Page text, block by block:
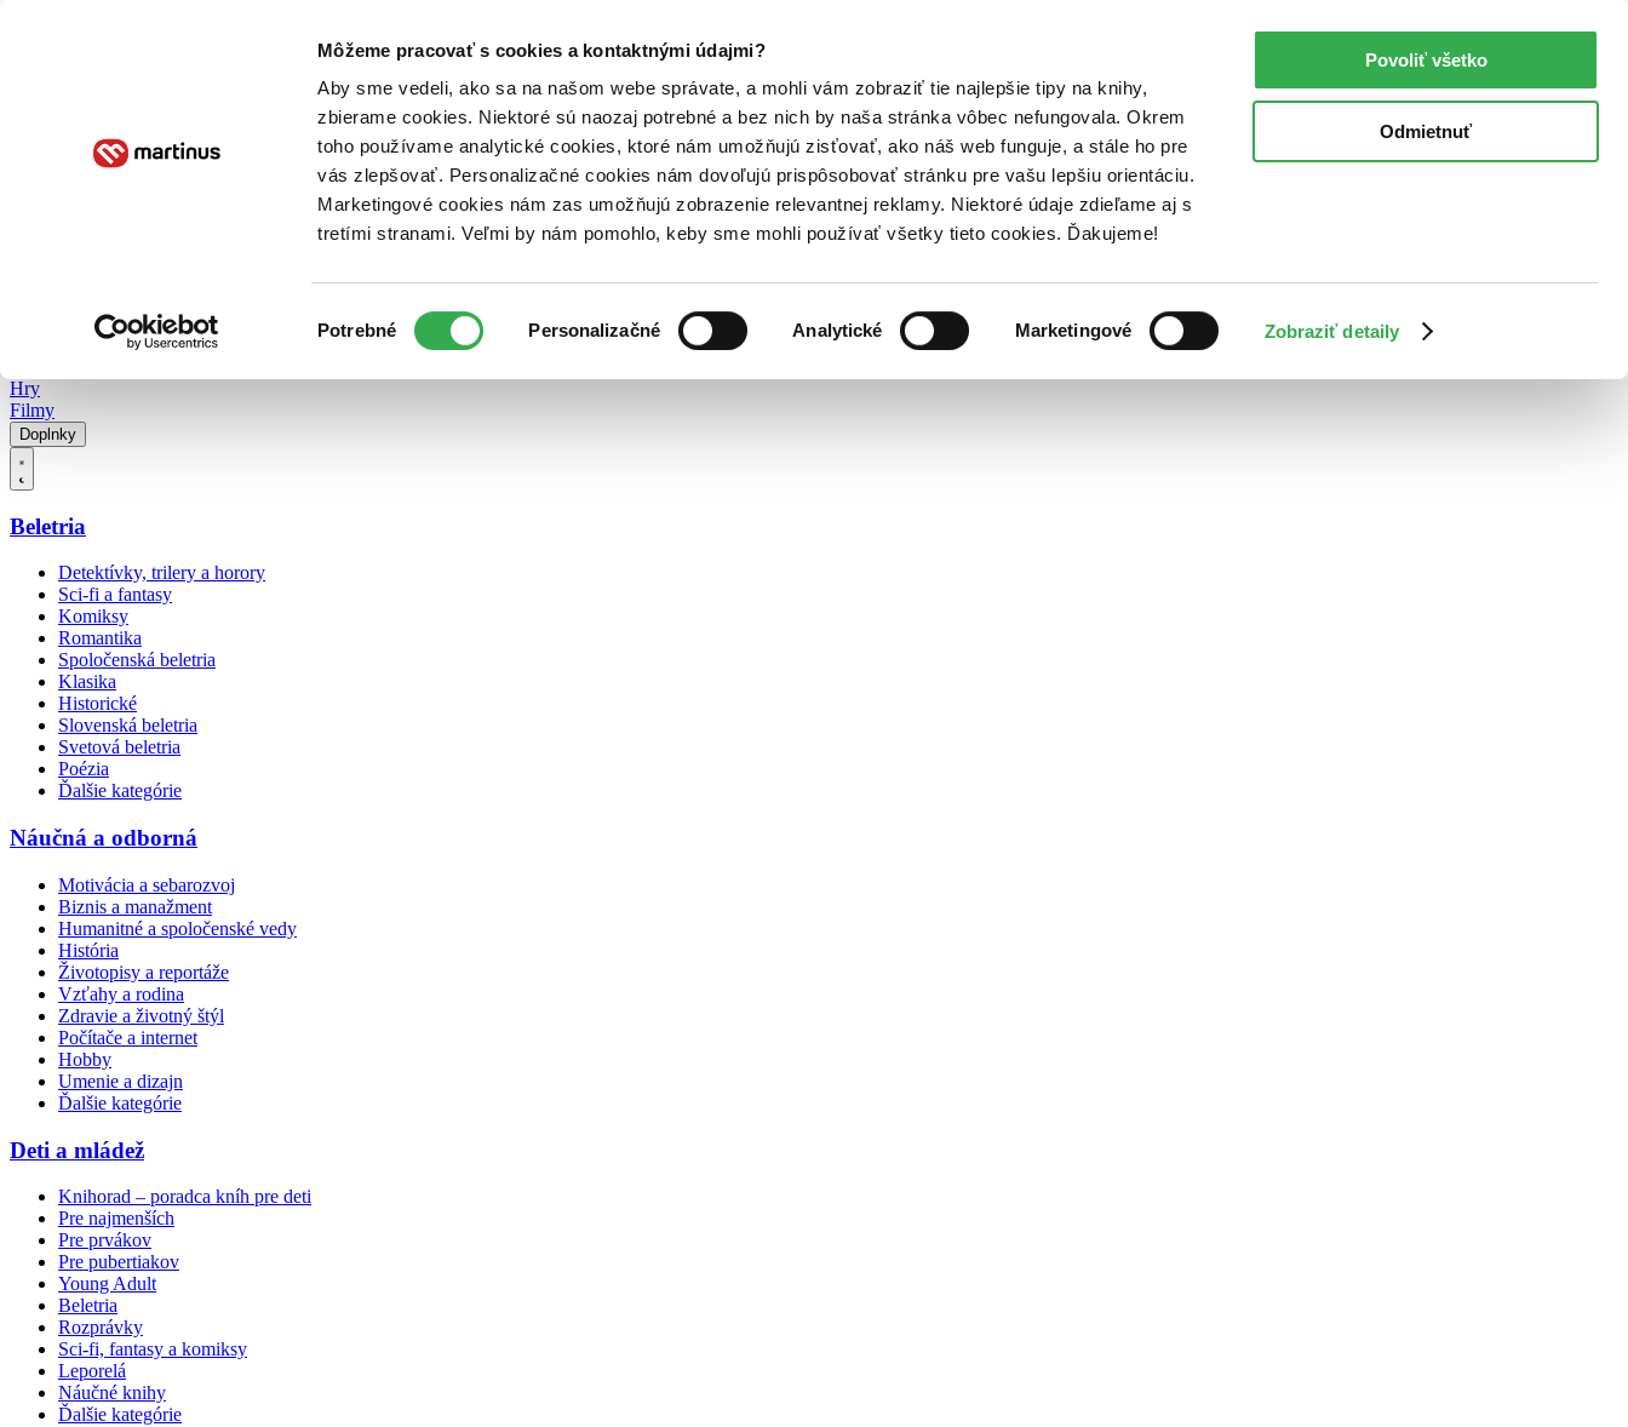
Môžeme pracovať s cookies a kontaktnými údajmi?
Aby sme vedeli, ako sa na našom webe správate, a mohli vám zobraziť tie najlepšie tipy na knihy,
zbierame cookies. Niektoré sú naozaj potrebné a bez nich by naša stránka vôbec nefungovala. Okrem
toho používame analytické cookies, ktoré nám umožňujú zisťovať, ako náš web funguje, a stále ho pre
vás zlepšovať. Personalizačné cookies nám dovoľujú prispôsobovať stránku pre vašu lepšiu orientáciu.
Marketingové cookies nám zas umožňujú zobrazenie relevantnej reklamy. Niektoré údaje zdieľame aj s
tretími stranami. Veľmi by nám pomohlo, keby sme mohli používať všetky tieto cookies. Ďakujeme!
súhlasu
Potrebné Personalizačné Analytické Marketingové Zobraziť detaily
Povoliť všetko
Odmietnuť
Poukážky Kontakt
Hry
Filmy
Doplnky
Beletria
Detektívky, trilery a horory
Sci-fi a fantasy
Komiksy
Romantika
Spoločenská beletria
Klasika
Historické
Slovenská beletria
Svetová beletria
Poézia
Ďalšie kategórie
Náučná a odborná
Motivácia a sebarozvoj
Biznis a manažment
Humanitné a spoločenské vedy
História
Životopisy a reportáže
Vzťahy a rodina
Zdravie a životný štýl
Počítače a internet
Hobby
Umenie a dizajn
Ďalšie kategórie
Deti a mládež
Knihorad – poradca kníh pre deti
Pre najmenších
Pre prvákov
Pre pubertiakov
Young Adult
Beletria
Rozprávky
Sci-fi, fantasy a komiksy
Leporelá
Náučné knihy
Ďalšie kategórie